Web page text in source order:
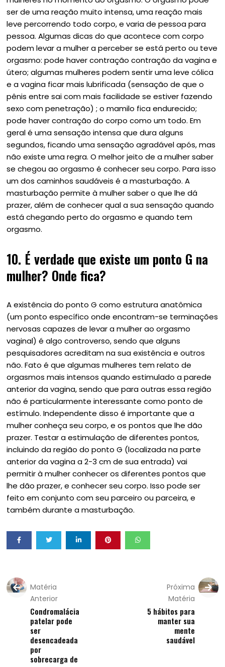
ser de uma reação muito intensa, uma reação mais
leve percorrendo todo corpo, e varia de pessoa para
pessoa. Algumas dicas do que acontece com corpo
podem levar a mulher a perceber se está perto ou teve
orgasmo: pode haver contração contração da vagina e
útero; algumas mulheres podem sentir uma leve cólica
e a vagina ficar mais lubrificada (sensação de que o
pênis entre sai com mais facilidade se estiver fazendo
sexo com penetração) ; o mamilo fica endurecido;
pode haver contração do corpo como um todo. Em
geral é uma sensação intensa que dura alguns
segundos, ficando uma sensação agradável após, mas
não existe uma regra. O melhor jeito de a mulher saber
se chegou ao orgasmo é conhecer seu corpo. Para isso
um dos caminhos saudáveis é a masturbação. A
masturbação permite à mulher saber o que lhe dá
prazer, além de conhecer qual a sua sensação quando
está chegando perto do orgasmo e quando tem
orgasmo.
10. É verdade que existe um ponto G na
mulher? Onde fica?
A existência do ponto G como estrutura anatômica
(um ponto específico onde encontram-se terminações
nervosas capazes de levar a mulher ao orgasmo
vaginal) é algo controverso, sendo que alguns
pesquisadores acreditam na sua existência e outros
não. Fato é que algumas mulheres tem relato de
orgasmos mais intensos quando estimulado a parede
anterior da vagina, sendo que para outras essa região
não é particularmente interessante como ponto de
estímulo. Independente disso é importante que a
mulher conheça seu corpo, e os pontos que lhe dão
prazer. Testar a estimulação de diferentes pontos,
incluindo da região do ponto G (localizada na parte
anterior da vagina a 2-3 cm de sua entrada) vai
permitir à mulher conhecer os diferentes pontos que
lhe dão prazer, e conhecer seu corpo. Isso pode ser
feito em conjunto com seu parceiro ou parceira, e
também durante a masturbação.
Matéria
Anterior
Condromalácia
patelar pode
ser
desencadeada
por
sobrecarga de
Próxima
Matéria
5 hábitos para
manter sua
mente
saudável